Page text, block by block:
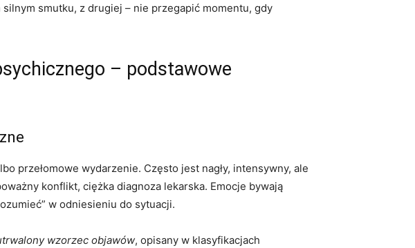
smutku, z drugiej – nie przegapić momentu, gdy
– podstawowe
przełomowe wydarzenie. Często jest nagły, intensywny, ale
konflikt, ciężka diagnoza lekarska. Emocje bywają
w odniesieniu do sytuacji.
wzorzec objawów, opisany w klasyfikacjach